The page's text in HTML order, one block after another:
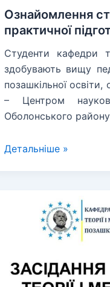
Ознайомлення
практичної
Студенти кафедри
здобувають вищу
позашкільної
– Центром
Оболонського
Ознайомлення
практичної
Центром
Детальніше »